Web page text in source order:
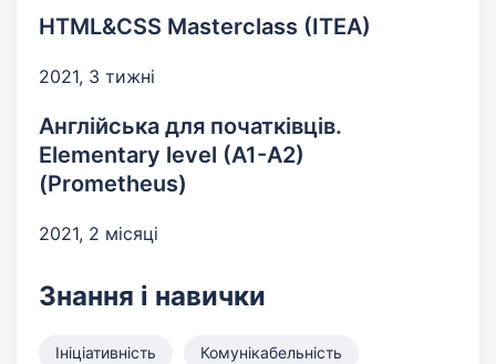
HTML&CSS Masterclass (ITEA)
2021, 3 тижні
Англійська для початківців.
Elementary level (A1-A2)
(Prometheus)
2021, 2 місяці
Знання і навички
Ініціативність Комунікабельність